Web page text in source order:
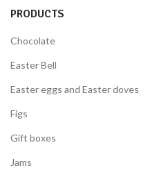
PRODUCTS
Chocolate
Easter Bell
Easter eggs and Easter doves
Figs
Gift boxes
Jams